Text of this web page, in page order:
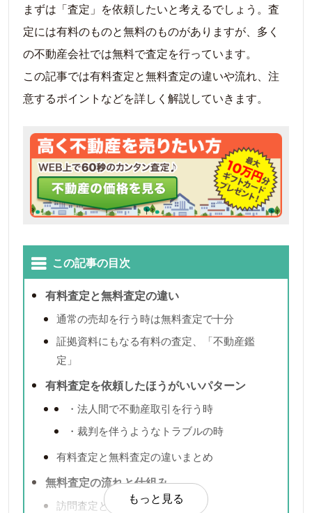
まずは「査定」を依頼したいと考えるでしょう。査
定には有料のものと無料のものがありますが、多く
の不動産会社では無料で査定を行っています。
この記事では有料査定と無料査定の違いや流れ、注
意するポイントなどを詳しく解説していきます。
この記事の目次
有料査定と無料査定の違い
通常の売却を行う時は無料査定で十分
証拠資料にもなる有料の査定、「不動産鑑
定」
有料査定を依頼したほうがいいパターン
・法人間で不動産取引を行う時
・裁判を伴うようなトラブルの時
有料査定と無料査定の違いまとめ
無料査定の流れと仕組み
訪問査定と机上査定もっと見る